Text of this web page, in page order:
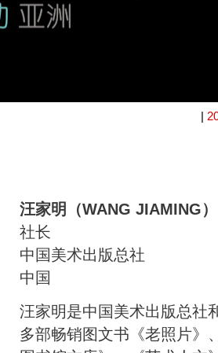
|
汪家明（WANG JIAMING）
社长
中国美术出版总社
中国
汪家明是中国美术出版总社
多部畅销图文书《老照片》